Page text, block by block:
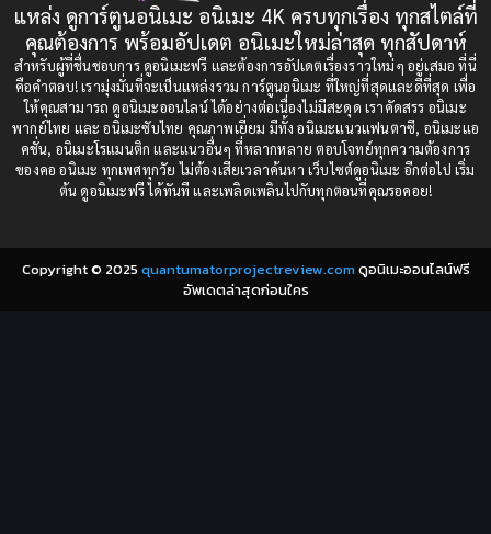
Censored (เซ็นเซอร์)(19)
Comedy (ตลก)(235)
Comedy (ตลก)(85)
Comic Book การ์ตูน(1)
Coming-of-Age ก้าวผ่านวัย(6)
1989
1988
1987
1985
1984
1983
1982
1981
1980
1979
แหล่ง ดูการ์ตูนอนิเมะ อนิเมะ 4K ครบทุกเรื่อง ทุกสไตล์ที่
คุณต้องการ พร้อมอัปเดต อนิเมะใหม่ล่าสุด ทุกสัปดาห์
สำหรับผู้ที่ชื่นชอบการ ดูอนิเมะฟรี และต้องการอัปเดตเรื่องราวใหม่ๆ อยู่เสมอ ที่นี่
คือคำตอบ! เรามุ่งมั่นที่จะเป็นแหล่งรวม การ์ตูนอนิเมะ ที่ใหญ่ที่สุดและดีที่สุด เพื่อ
ให้คุณสามารถ ดูอนิเมะออนไลน์ ได้อย่างต่อเนื่องไม่มีสะดุด เราคัดสรร อนิเมะ
พากย์ไทย และ อนิเมะซับไทย คุณภาพเยี่ยม มีทั้ง อนิเมะแนวแฟนตาซี, อนิเมะแอ
คชั่น, อนิเมะโรแมนติก และแนวอื่นๆ ที่หลากหลาย ตอบโจทย์ทุกความต้องการ
ของคอ อนิเมะ ทุกเพศทุกวัย ไม่ต้องเสียเวลาค้นหา เว็บไซต์ดูอนิเมะ อีกต่อไป เริ่ม
ต้น ดูอนิเมะฟรี ได้ทันที และเพลิดเพลินไปกับทุกตอนที่คุณรอคอย!
Copyright © 2025 quantumatorprojectreview.comดูอนิเมะออนไลน์ฟรี
อัพเดตล่าสุดก่อนใคร